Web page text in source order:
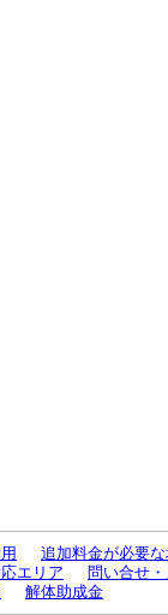
追加料金が必要
エリア
問い合せ
解体助成金